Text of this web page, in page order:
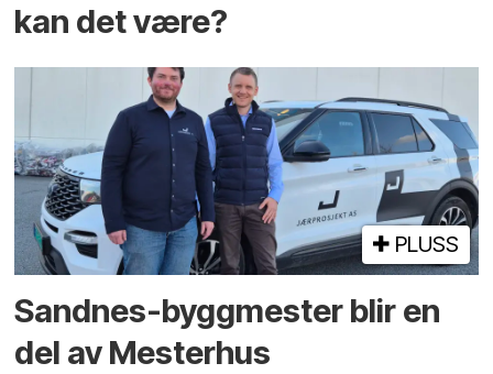
kan det være?
PLUSS
Sandnes-byggmester blir en
del av Mesterhus